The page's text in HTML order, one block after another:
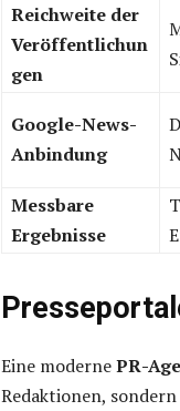
Reichweite der
Veröffentlichun
gen
Google-News-
Anbindung
Messbare
Ergebnisse
Eine modernePR-
Redaktionen,